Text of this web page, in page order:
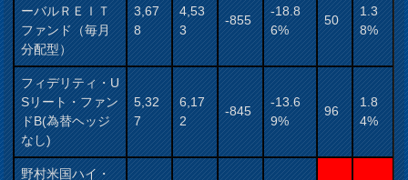
ーバルＲＥＩＴ
ファンド（毎月
分配型）
3,67
8
4,53
3
-855
-18.8
6%
50
1.3
8%
フィデリティ・U
Sリート・ファン
ドB(為替ヘッジ
なし)
5,32
7
6,17
2
-845
-13.6
9%
96
1.8
4%
野村米国ハイ・